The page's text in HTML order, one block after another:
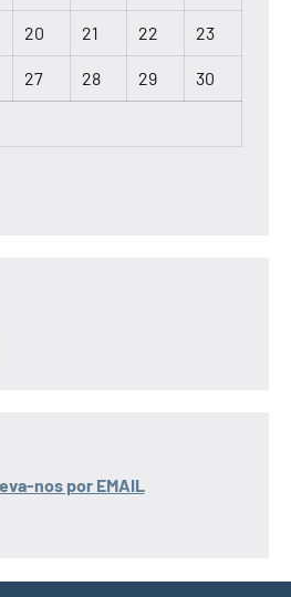
20 21 22 23
27 28 29 30
nos por EMAIL